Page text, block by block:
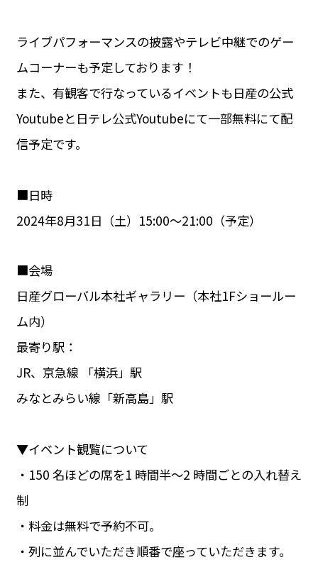
ライブパフォーマンスの披露やテレビ中継でのゲー
ムコーナーも予定しております！
また、有観客で行なっているイベントも日産の公式
Youtubeと日テレ公式Youtubeにて一部無料にて配
信予定です。
■日時
2024年8月31日（土）15:00〜21:00（予定）
■会場
日産グローバル本社ギャラリー（本社1Fショールー
ム内）
最寄り駅：
JR、京急線 「横浜」駅
みなとみらい線「新高島」駅
▼イベント観覧について
・150 名ほどの席を1 時間半～2 時間ごとの入れ替え
制
・料金は無料で予約不可。
・列に並んでいただき順番で座っていただきます。